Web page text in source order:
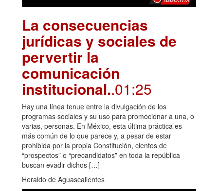
La consecuencias
jurídicas y sociales de
pervertir la
comunicación
institucional..01:25
Hay una línea tenue entre la divulgación de los
programas sociales y su uso para promocionar a una, o
varias, personas. En México, esta última práctica es
más común de lo que parece y, a pesar de estar
prohibida por la propia Constitución, cientos de
“prospectos” o “precandidatos” en toda la república
buscan evadir dichos […]
Heraldo de Aguascalientes